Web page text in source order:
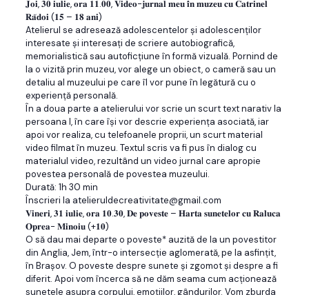
𝐉𝐨𝐢, 𝟑𝟎 𝐢𝐮𝐥𝐢𝐞, 𝐨𝐫𝐚 𝟏𝟏.𝟎𝟎, 𝐕𝐢𝐝𝐞𝐨-𝐣𝐮𝐫𝐧𝐚𝐥 𝐦𝐞𝐮 𝐢̂𝐧 𝐦𝐮𝐳𝐞𝐮 𝐜𝐮 𝐂𝐚𝐭𝐫𝐢𝐧𝐞𝐥
𝐑𝐚̆𝐝𝐨𝐢 (𝟏𝟓 – 𝟏𝟖 𝐚𝐧𝐢)
Atelierul se adresează adolescentelor și adolescenților
interesate și interesați de scriere autobiografică,
memorialistică sau autoficțiune în formă vizuală. Pornind de
la o vizită prin muzeu, vor alege un obiect, o cameră sau un
detaliu al muzeului pe care îl vor pune în legătură cu o
experiență personală.
În a doua parte a atelierului vor scrie un scurt text narativ la
persoana I, în care își vor descrie experiența asociată, iar
apoi vor realiza, cu telefoanele proprii, un scurt material
video filmat în muzeu. Textul scris va fi pus în dialog cu
materialul video, rezultând un video jurnal care apropie
povestea personală de povestea muzeului.
Durată: 1h 30 min
Înscrieri la atelieruldecreativitate@gmail.com
𝐕𝐢𝐧𝐞𝐫𝐢, 𝟑𝟏 𝐢𝐮𝐥𝐢𝐞, 𝐨𝐫𝐚 𝟏𝟎.𝟑𝟎, 𝐃𝐞 𝐩𝐨𝐯𝐞𝐬𝐭𝐞 – 𝐇𝐚𝐫𝐭𝐚 𝐬𝐮𝐧𝐞𝐭𝐞𝐥𝐨𝐫 𝐜𝐮 𝐑𝐚𝐥𝐮𝐜𝐚
𝐎𝐩𝐫𝐞𝐚- 𝐌𝐢𝐧𝐨𝐢𝐮 (+𝟏𝟎)
O să dau mai departe o poveste* auzită de la un povestitor
din Anglia, Jem, într-o intersecție aglomerată, pe la asfințit,
în Brașov. O poveste despre sunete și zgomot și despre a fi
diferit. Apoi vom încerca să ne dăm seama cum acționează
sunetele asupra corpului, emoțiilor, gândurilor. Vom zburda